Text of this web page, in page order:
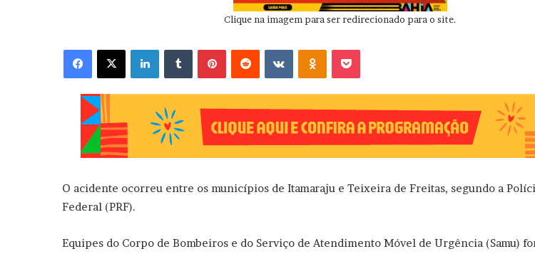
Clique na imagem para ser redirecionado para o site.
Facebook X Linkedin VK OK
O acidente ocorreu entre os municípios de Itamaraju e Teixeira de Freitas, segundo a
Federal (PRF).
Equipes do Corpo de Bombeiros e do Serviço de Atendimento Móvel de Urgência (Samu)